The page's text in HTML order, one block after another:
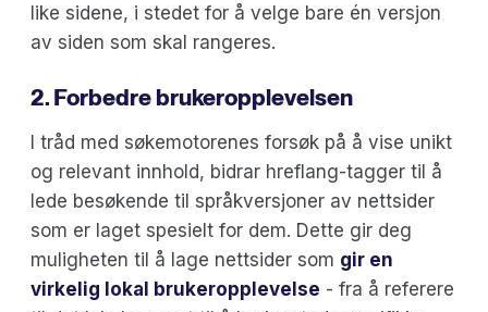
like sidene, i stedet for å velge bare én versjon
av siden som skal rangeres.
2. Forbedre brukeropplevelsen
I tråd med søkemotorenes forsøk på å vise unikt
og relevant innhold, bidrar hreflang-tagger til å
lede besøkende til språkversjoner av nettsider
som er laget spesielt for dem. Dette gir deg
muligheten til å lage nettsider som gir en
virkelig lokal brukeropplevelse - fra å referere